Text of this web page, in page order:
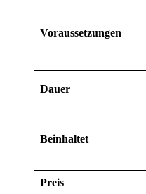
Voraussetzungen
Dauer
Beinhaltet
Preis